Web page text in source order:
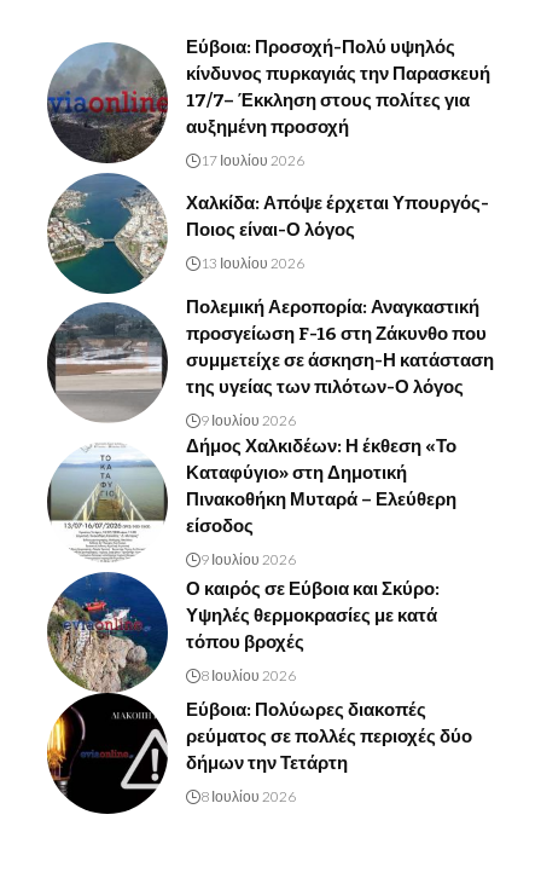
Εύβοια: Προσοχή-Πολύ υψηλός
κίνδυνος πυρκαγιάς την Παρασκευή
17/7– Έκκληση στους πολίτες για
αυξημένη προσοχή
17 Ιουλίου 2026
Χαλκίδα: Απόψε έρχεται Υπουργός-
Ποιος είναι-Ο λόγος
13 Ιουλίου 2026
Πολεμική Αεροπορία: Αναγκαστική
προσγείωση F-16 στη Ζάκυνθο που
συμμετείχε σε άσκηση-Η κατάσταση
της υγείας των πιλότων-Ο λόγος
9 Ιουλίου 2026
Δήμος Χαλκιδέων: Η έκθεση «Το
Καταφύγιο» στη Δημοτική
Πινακοθήκη Μυταρά – Ελεύθερη
είσοδος
9 Ιουλίου 2026
Ο καιρός σε Εύβοια και Σκύρο:
Υψηλές θερμοκρασίες με κατά
τόπου βροχές
8 Ιουλίου 2026
Εύβοια: Πολύωρες διακοπές
ρεύματος σε πολλές περιοχές δύο
δήμων την Τετάρτη
8 Ιουλίου 2026